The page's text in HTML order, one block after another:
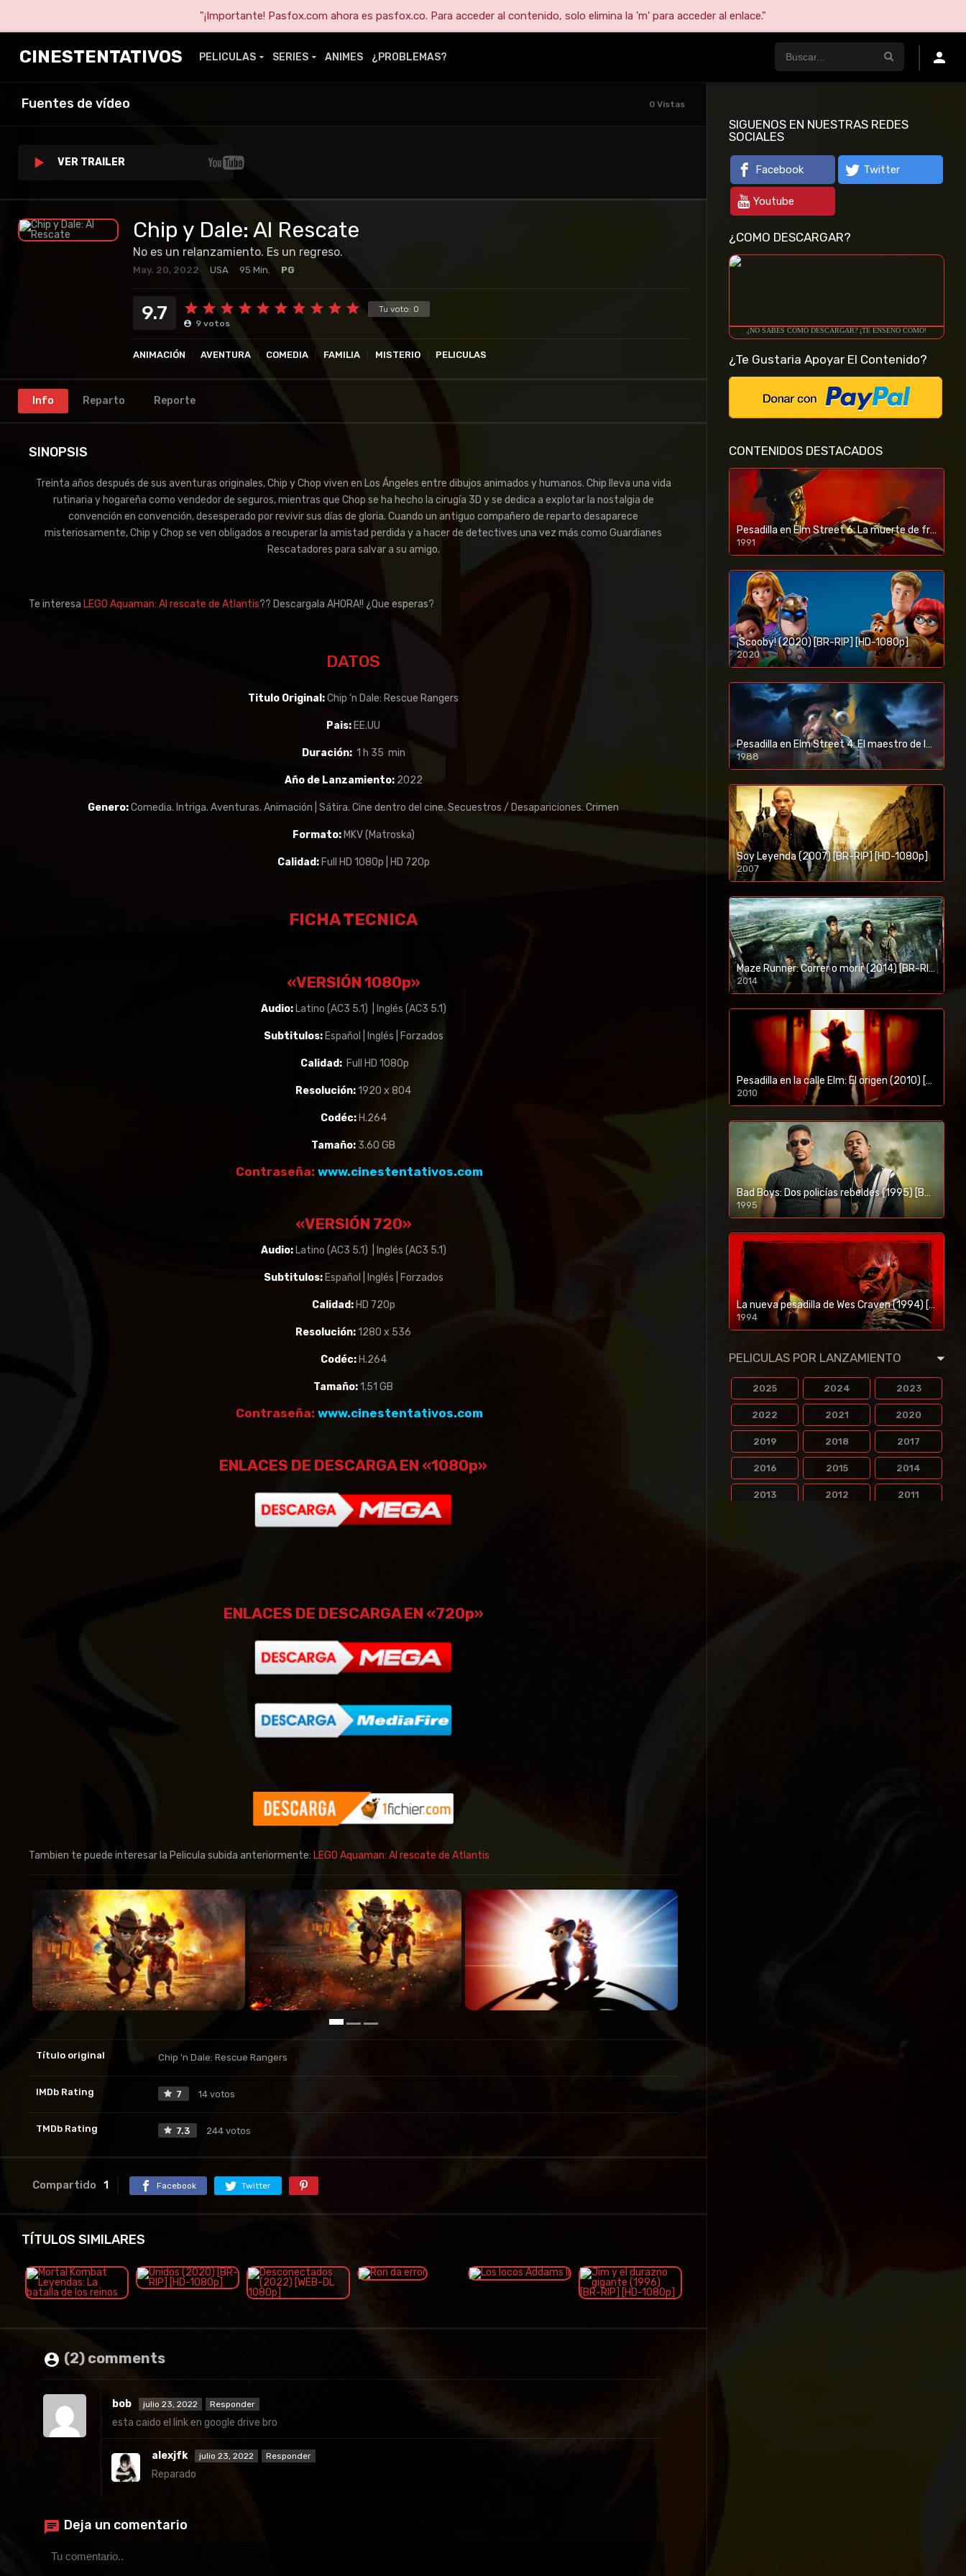
"¡Importante! Pasfox.com ahora es pasfox.co. Para acceder al contenido, solo elimina la 'm' para acceder al enlace."
CINESTENTATIVOS PELICULAS SERIES ANIMES ¿PROBLEMAS?
Fuentes de vídeo 0 Vistas
VER TRAILER
Chip y Dale: Al Rescate
No es un relanzamiento. Es un regreso.
May. 20, 2022 USA 95 Min. PG
Tu voto: 0
9.7 9 votos
ANIMACIÓN AVENTURA COMEDIA FAMILIA MISTERIO PELICULAS
Info Reparto Reporte
SINOPSIS
Treinta años después de sus aventuras originales, Chip y Chop viven en Los Ángeles entre dibujos animados y humanos. Chip lleva una vida
rutinaria y hogareña como vendedor de seguros, mientras que Chop se ha hecho la cirugía 3D y se dedica a explotar la nostalgia de
convención en convención, desesperado por revivir sus días de gloria. Cuando un antiguo compañero de reparto desaparece
misteriosamente, Chip y Chop se ven obligados a recuperar la amistad perdida y a hacer de detectives una vez más como Guardianes
Rescatadores para salvar a su amigo.
Te interesa LEGO Aquaman: Al rescate de Atlantis?? Descargala AHORA!! ¿Que esperas?
DATOS
Titulo Original:Chip ‘n Dale: Rescue Rangers
Pais: EE.UU
Duración: 1 h 35 min
Año de Lanzamiento:2022
Genero:Comedia. Intriga. Aventuras. Animación | Sátira. Cine dentro del cine. Secuestros / Desapariciones. Crimen
Formato: MKV (Matroska)
Calidad: Full HD 1080p | HD 720p
FICHA TECNICA
«VERSIÓN 1080p»
Audio: Latino (AC3 5.1) | Inglés (AC3 5.1)
Subtitulos: Español | Inglés | Forzados
Calidad: Full HD 1080p
Resolución:1920 x 804
Codéc: H.264
Tamaño: 3.60 GB
Contraseña: www.cinestentativos.com
«VERSIÓN 720»
Audio: Latino (AC3 5.1) | Inglés (AC3 5.1)
Subtitulos: Español | Inglés | Forzados
Calidad: HD 720p
Resolución:1280 x 536
Codéc: H.264
Tamaño:1.51 GB
Contraseña: www.cinestentativos.com
ENLACES DE DESCARGA EN «1080p»
ENLACES DE DESCARGA EN «720p»
Tambien te puede interesar la Pelicula subida anteriormente: LEGO Aquaman: Al rescate de Atlantis
Título original Chip 'n Dale: Rescue Rangers
IMDb Rating 7 14 votos
TMDb Rating 7.3 244 votos
Compartido 1 Facebook Twitter
TÍTULOS SIMILARES
(2) comments
bob julio 23, 2022 Responder
esta caido el link en google drive bro
alexjfk julio 23, 2022 Responder
Reparado
Deja un comentario
SIGUENOS EN NUESTRAS REDES
SOCIALES
Facebook Twitter
Youtube
¿COMO DESCARGAR?
¿NO SABES COMO DESCARGAR? ¡TE ENSEÑO COMO!
¿Te Gustaria Apoyar El Contenido?
CONTENIDOS DESTACADOS
Pesadilla en Elm Street 6: La muerte de freddy (1991) [BR-RIP] [HD-1080p]
1991
¡Scooby! (2020) [BR-RIP] [HD-1080p]
2020
1080p/720p
Pesadilla en Elm Street 4: El maestro de los sueños (1988) [BR-RIP] [HD-1080p]
1988
Soy Leyenda (2007) [BR-RIP] [HD-1080p]
2007
1080p/720p
Maze Runner: Correr o morir (2014) [BR-RIP] [HD-1080p]
2014
1080p/720p
Pesadilla en la calle Elm: El origen (2010) [BR-RIP] [HD-1080p]
2010
1080p/720p
Bad Boys: Dos policías rebeldes (1995) [BR-RIP] [HD-1080p]
1995
1080p/720p
La nueva pesadilla de Wes Craven (1994) [BR-RIP] [HD-1080p]
1994
1080p/720p
PELICULAS POR LANZAMIENTO
2025 2024 2023
2022 2021 2020
2019 2018 2017
2016 2015 2014
2013 2012 2011